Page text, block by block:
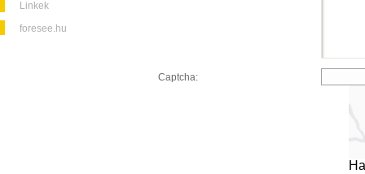
Linkek
foresee.hu
Captcha: